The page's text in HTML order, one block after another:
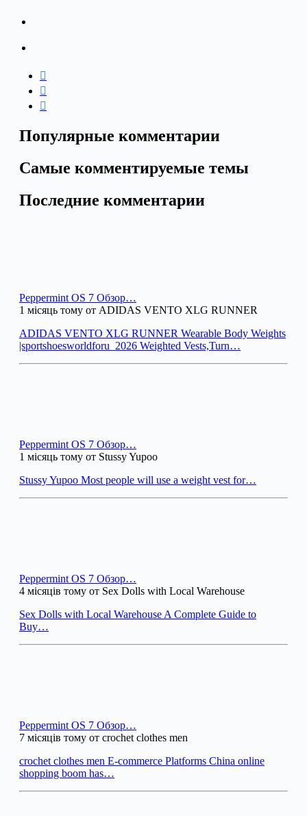
Популярные комментарии
Самые комментируемые темы
Последние комментарии
Peppermint OS 7 Обзор…
1 місяць тому от ADIDAS VENTO XLG RUNNER
ADIDAS VENTO XLG RUNNER Wearable Body Weights
|sportshoesworldforu_2026 Weighted Vests,Turn…
Peppermint OS 7 Обзор…
1 місяць тому от Stussy Yupoo
Stussy Yupoo Most people will use a weight vest for…
Peppermint OS 7 Обзор…
4 місяців тому от Sex Dolls with Local Warehouse
Sex Dolls with Local Warehouse A Complete Guide to
Buy…
Peppermint OS 7 Обзор…
7 місяців тому от crochet clothes men
crochet clothes men E-commerce Platforms China online
shopping boom has…